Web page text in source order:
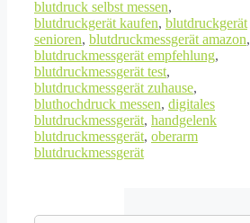
blutdruck selbst messen,
blutdruckgerät kaufen, blutdruckgerät
senioren, blutdruckmessgerät amazon,
blutdruckmessgerät empfehlung,
blutdruckmessgerät test,
blutdruckmessgerät zuhause,
bluthochdruck messen, digitales
blutdruckmessgerät, handgelenk
blutdruckmessgerät, oberarm
blutdruckmessgerät